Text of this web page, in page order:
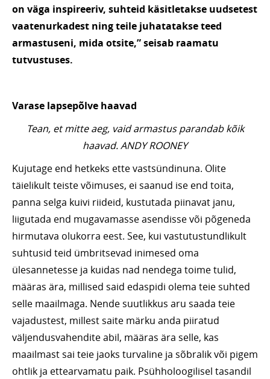
on väga inspireeriv, suhteid käsitletakse uudsetest
vaatenurkadest ning teile juhatatakse teed
armastuseni, mida otsite,” seisab raamatu
tutvustuses.
Varase lapsepõlve haavad
Tean, et mitte aeg, vaid armastus parandab kõik
haavad.ANDY ROONEY
Kujutage end hetkeks ette vastsündinuna. Olite
täielikult teiste võimuses, ei saanud ise end toita,
panna selga kuivi riideid, kustutada piinavat janu,
liigutada end mugavamasse asendisse või põgeneda
hirmutava olukorra eest. See, kui vastutustundlikult
suhtusid teid ümbritsevad inimesed oma
ülesannetesse ja kuidas nad nendega toime tulid,
määras ära, millised said edaspidi olema teie suhted
selle maailmaga. Nende suutlikkus aru saada teie
vajadustest, millest saite märku anda piiratud
väljendusvahendite abil, määras ära selle, kas
maailmast sai teie jaoks turvaline ja sõbralik või pigem
ohtlik ja ettearvamatu paik. Psühholoogilisel tasandil